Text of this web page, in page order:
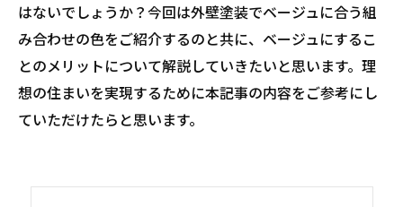
はないでしょうか？今回は外壁塗装でベージュに合う組
み合わせの色をご紹介するのと共に、ベージュにするこ
とのメリットについて解説していきたいと思います。理
想の住まいを実現するために本記事の内容をご参考にし
ていただけたらと思います。